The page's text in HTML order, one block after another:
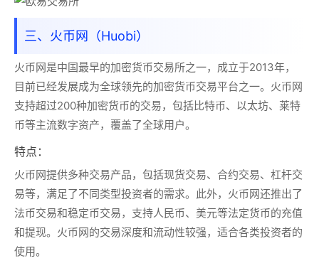
三、火币网（Huobi）
火币网是中国最早的加密货币交易所之一，成立于2013年，
目前已经发展成为全球领先的加密货币交易平台之一。火币网
支持超过200种加密货币的交易，包括比特币、以太坊、莱特
币等主流数字资产，覆盖了全球用户。
特点：
火币网提供多种交易产品，包括现货交易、合约交易、杠杆交
易等，满足了不同类型投资者的需求。此外，火币网还推出了
法币交易和稳定币交易，支持人民币、美元等法定货币的充值
和提现。火币网的交易深度和流动性较强，适合各类投资者的
使用。